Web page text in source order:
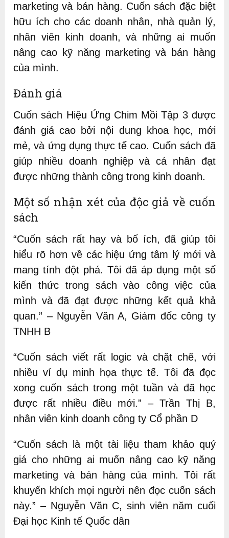
marketing và bán hàng. Cuốn sách đặc biệt
hữu ích cho các doanh nhân, nhà quản lý,
nhân viên kinh doanh, và những ai muốn
nâng cao kỹ năng marketing và bán hàng
của mình.
Đánh giá
Cuốn sách Hiệu Ứng Chim Mồi Tập 3 được
đánh giá cao bởi nội dung khoa học, mới
mẻ, và ứng dụng thực tế cao. Cuốn sách đã
giúp nhiều doanh nghiệp và cá nhân đạt
được những thành công trong kinh doanh.
Một số nhận xét của độc giả về cuốn
sách
“Cuốn sách rất hay và bổ ích, đã giúp tôi
hiểu rõ hơn về các hiệu ứng tâm lý mới và
mang tính đột phá. Tôi đã áp dụng một số
kiến thức trong sách vào công việc của
mình và đã đạt được những kết quả khả
quan.” – Nguyễn Văn A, Giám đốc công ty
TNHH B
“Cuốn sách viết rất logic và chặt chẽ, với
nhiều ví dụ minh họa thực tế. Tôi đã đọc
xong cuốn sách trong một tuần và đã học
được rất nhiều điều mới.” – Trần Thị B,
nhân viên kinh doanh công ty Cổ phần D
“Cuốn sách là một tài liệu tham khảo quý
giá cho những ai muốn nâng cao kỹ năng
marketing và bán hàng của mình. Tôi rất
khuyến khích mọi người nên đọc cuốn sách
này.” – Nguyễn Văn C, sinh viên năm cuối
Đại học Kinh tế Quốc dân